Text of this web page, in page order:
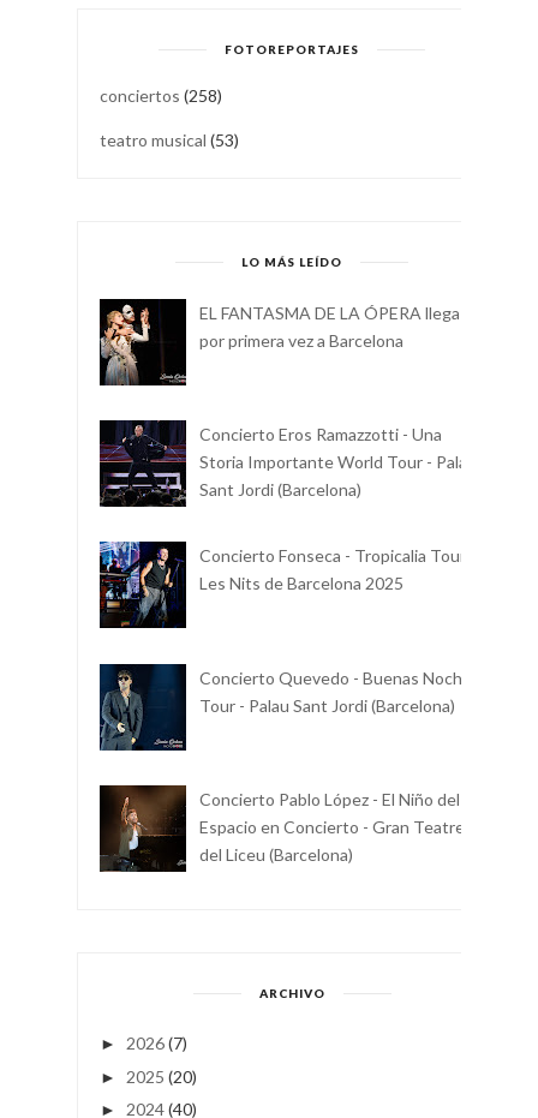
FOTOREPORTAJES
conciertos (258)
teatro musical (53)
LO MÁS LEÍDO
EL FANTASMA DE LA ÓPERA llega
por primera vez a Barcelona
Concierto Eros Ramazzotti - Una
Storia Importante World Tour - Palau
Sant Jordi (Barcelona)
Concierto Fonseca - Tropicalia Tour -
Les Nits de Barcelona 2025
Concierto Quevedo - Buenas Noches
Tour - Palau Sant Jordi (Barcelona)
Concierto Pablo López - El Niño del
Espacio en Concierto - Gran Teatre
del Liceu (Barcelona)
ARCHIVO
► 2026(7)
► 2025 (20)
► 2024(40)